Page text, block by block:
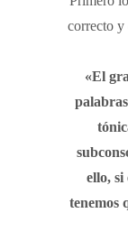
correcto y
«El
ello,
tenemos